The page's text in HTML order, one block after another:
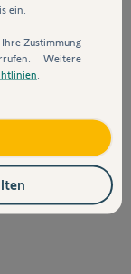
NEU
ein.
Zustimmung
Weitere